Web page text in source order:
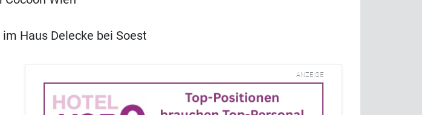
Haus Delecke bei Soest
ANZEIGE